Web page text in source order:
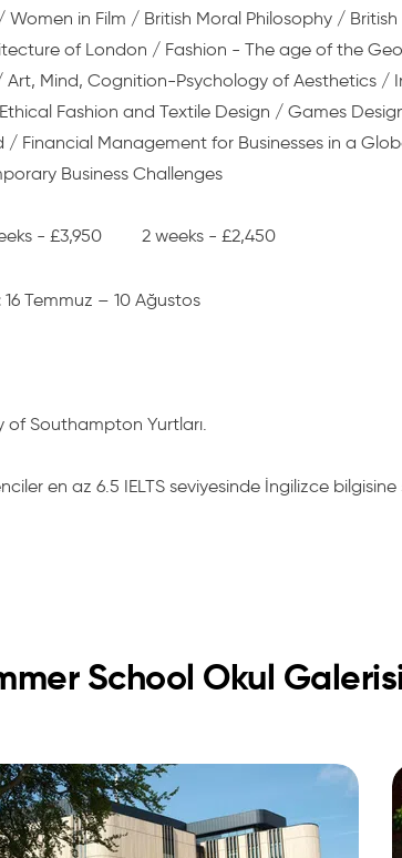
in Film / British Moral Philosophy /
of London / Fashion - The age of the
Art, Mind, Cognition-Psychology of Aesthetics
Fashion and Textile Design / Games
/ Financial Management for Businesses in a
Business Challenges
- £3,950 2 weeks - £2,450
16 Temmuz – 10 Ağustos
of Southampton Yurtları.
en az 6.5 IELTS seviyesinde İngilizce bilgisine
School Okul